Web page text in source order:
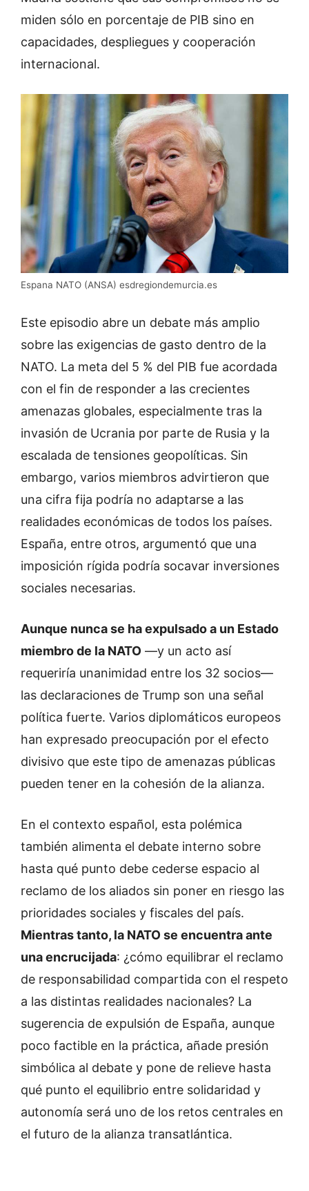
miden sólo en porcentaje de PIB sino en
capacidades, despliegues y cooperación
internacional.
Espana NATO (ANSA) esdregiondemurcia.es
Este episodio abre un debate más amplio
sobre las exigencias de gasto dentro de la
NATO. La meta del 5 % del PIB fue acordada
con el fin de responder a las crecientes
amenazas globales, especialmente tras la
invasión de Ucrania por parte de Rusia y la
escalada de tensiones geopolíticas. Sin
embargo, varios miembros advirtieron que
una cifra fija podría no adaptarse a las
realidades económicas de todos los países.
España, entre otros, argumentó que una
imposición rígida podría socavar inversiones
sociales necesarias.
Aunque nunca se ha expulsado a un Estado
miembro de la NATO —y un acto así
requeriría unanimidad entre los 32 socios—
las declaraciones de Trump son una señal
política fuerte. Varios diplomáticos europeos
han expresado preocupación por el efecto
divisivo que este tipo de amenazas públicas
pueden tener en la cohesión de la alianza.
En el contexto español, esta polémica
también alimenta el debate interno sobre
hasta qué punto debe cederse espacio al
reclamo de los aliados sin poner en riesgo las
prioridades sociales y fiscales del país.
Mientras tanto, la NATO se encuentra ante
una encrucijada: ¿cómo equilibrar el reclamo
de responsabilidad compartida con el respeto
a las distintas realidades nacionales? La
sugerencia de expulsión de España, aunque
poco factible en la práctica, añade presión
simbólica al debate y pone de relieve hasta
qué punto el equilibrio entre solidaridad y
autonomía será uno de los retos centrales en
el futuro de la alianza transatlántica.